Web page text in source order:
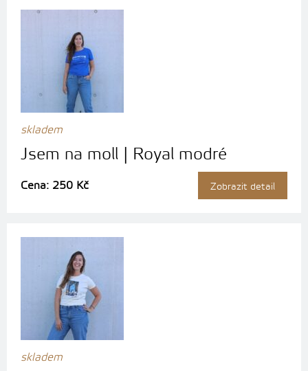
skladem
Jsem na moll | Royal modré
Cena: 250 Kč Zobrazit detail
skladem